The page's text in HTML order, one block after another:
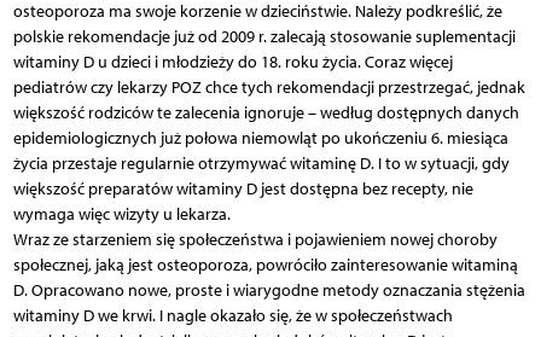
osteoporoza ma swoje korzenie w dzieciństwie. Należy podkreślić, że
polskie rekomendacje już od 2009 r. zalecają stosowanie suplementacji
witaminy D u dzieci i młodzieży do 18. roku życia. Coraz więcej
pediatrów czy lekarzy POZ chce tych rekomendacji przestrzegać, jednak
większość rodziców te zalecenia ignoruje – według dostępnych danych
epidemiologicznych już połowa niemowląt po ukończeniu 6. miesiąca
życia przestaje regularnie otrzymywać witaminę D. I to w sytuacji, gdy
większość preparatów witaminy D jest dostępna bez recepty, nie
wymaga więc wizyty u lekarza.
Wraz ze starzeniem się społeczeństwa i pojawieniem nowej choroby
społecznej, jaką jest osteo­poroza, powróciło zainteresowanie witaminą
D. Opracowano nowe, proste i wiarygodne metody oznaczania stężenia
witaminy D we krwi. I nagle okazało się, że w społeczeństwach